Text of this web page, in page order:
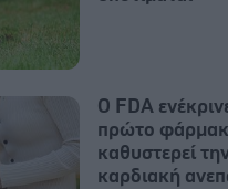
Ο FDA
πρώτο
καθυστερεί
καρδιακή